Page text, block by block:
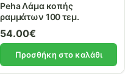
Peha Λάμα κοπής
ραμμάτων 100 τεμ.
54.00€
Προσθήκη στο καλάθι